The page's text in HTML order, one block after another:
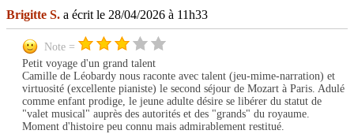
Brigitte S. a écrit le 28/04/2026 à 11h33
Note =
Petit voyage d'un grand talent
Camille de Léobardy nous raconte avec talent (jeu-mime-narration) et
virtuosité (excellente pianiste) le second séjour de Mozart à Paris. Adulé
comme enfant prodige, le jeune adulte désire se libérer du statut de
"valet musical" auprès des autorités et des "grands" du royaume.
Moment d'histoire peu connu mais admirablement restitué.